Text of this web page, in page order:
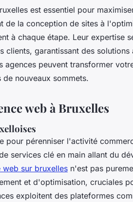
est essentiel pour
de la conception de sites à
à chaque étape. Leur expertise
clients, garantissant des solutions
agences peuvent transformer
nouveaux sommets.
web à Bruxelles
pour pérenniser l'activité
services clé en main allant du
web sur bruxelles n'est pas
et d'optimisation, cruciales
exploitent des plateformes